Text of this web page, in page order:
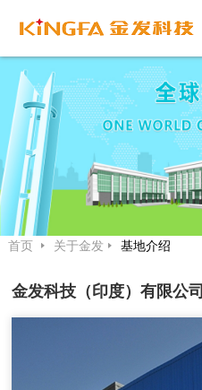
首页 关于金发 基地介绍
金发科技（印度）有限公司